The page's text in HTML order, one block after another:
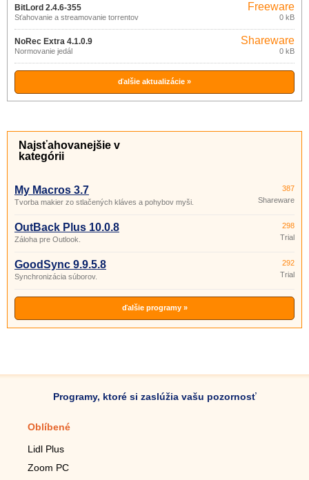
BitLord 2.4.6-355
Sťahovanie a streamovanie torrentov
Freeware
0 kB
NoRec Extra 4.1.0.9
Normovanie jedál
Shareware
0 kB
ďalšie aktualizácie »
Najsťahovanejšie v
kategórii
My Macros 3.7
Tvorba makier zo stlačených kláves a pohybov myši.
387
Shareware
OutBack Plus 10.0.8
Záloha pre Outlook.
298
Trial
GoodSync 9.9.5.8
Synchronizácia súborov.
292
Trial
ďalšie programy »
Programy, ktoré si zaslúžia vašu pozornosť
Oblíbené
Lidl Plus
Zoom PC